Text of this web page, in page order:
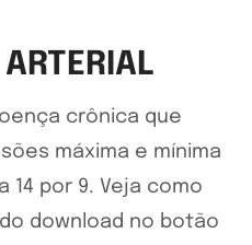
crônica que
máxima e mínima
14 por 9. Veja como
download no botão